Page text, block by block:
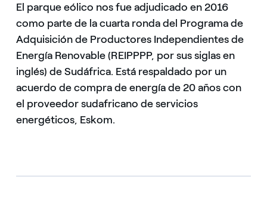
El parque eólico nos fue adjudicado en 2016
como parte de la cuarta ronda del Programa de
Adquisición de Productores Independientes de
Energía Renovable (REIPPPP, por sus siglas en
inglés) de Sudáfrica. Está respaldado por un
acuerdo de compra de energía de 20 años con
el proveedor sudafricano de servicios
energéticos, Eskom.